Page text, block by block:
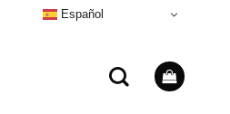
Español